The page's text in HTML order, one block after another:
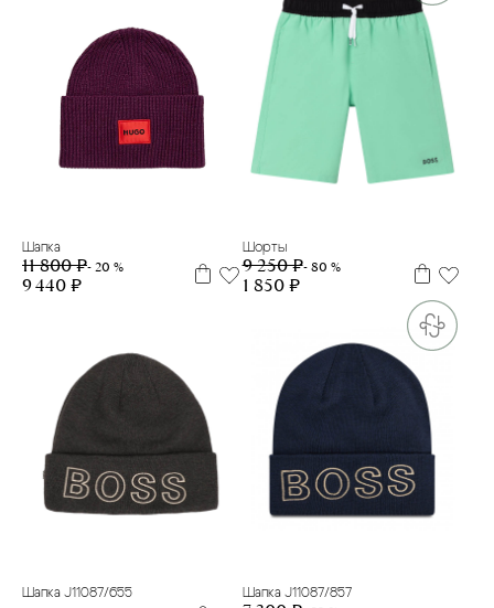
Шапка
11 800 ₽- 20 %
9 440 ₽
Шорты
9 250 ₽- 80 %
1 850 ₽
Шапка J11087/655 Шапка J11087/857